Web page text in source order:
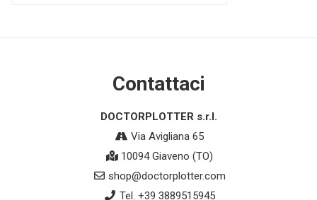
Contattaci
DOCTORPLOTTER s.r.l.
Via Avigliana 65
10094 Giaveno (TO)
shop@doctorplotter.com
Tel. +39 3889515945